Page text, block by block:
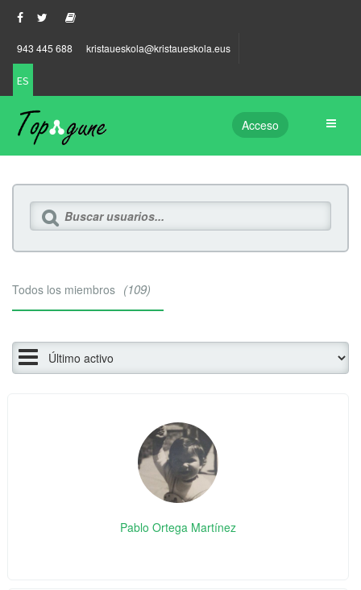
943 445 688 kristaueskola@kristaueskola.eus
ES
Acceso
Todos los miembros 109
Pablo Ortega Martínez